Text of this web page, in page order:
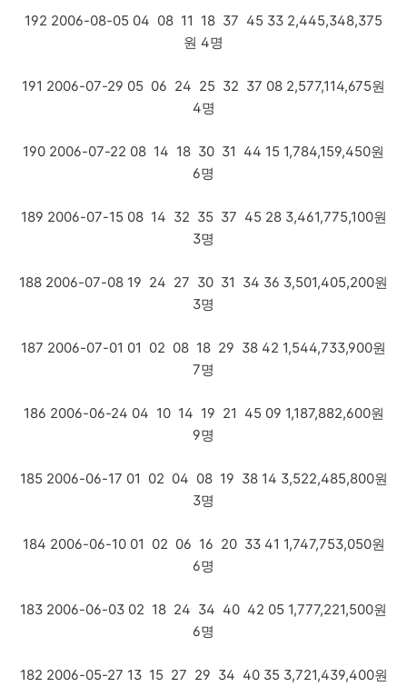
192 2006-08-05 04 08 11 18 37 45 33 2,445,348,375
원 4명
191 2006-07-29 05 06 24 25 32 37 08 2,577,114,675원
4명
190 2006-07-22 08 14 18 30 31 44 15 1,784,159,450원
6명
189 2006-07-15 08 14 32 35 37 45 28 3,461,775,100원
3명
188 2006-07-08 19 24 27 30 31 34 36 3,501,405,200원
3명
187 2006-07-01 01 02 08 18 29 38 42 1,544,733,900원
7명
186 2006-06-24 04 10 14 19 21 45 09 1,187,882,600원
9명
185 2006-06-17 01 02 04 08 19 38 14 3,522,485,800원
3명
184 2006-06-10 01 02 06 16 20 33 41 1,747,753,050원
6명
183 2006-06-03 02 18 24 34 40 42 05 1,777,221,500원
6명
182 2006-05-27 13 15 27 29 34 40 35 3,721,439,400원